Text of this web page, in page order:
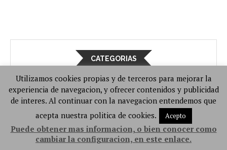
CATEGORIAS
Cartoons (4.567)
(4.960)
Doujinshis (1.744)
Utilizamos cookies propias y de terceros para mejorar la
experiencia de navegacion, y ofrecer contenidos y publicidad
de interes. Al continuar con la navegacion entendemos que
acepta nuestra politica de cookies.
Acepto
Puede obtener mas informacion, o bien conocer como
cambiar la configuracion, en este enlace.